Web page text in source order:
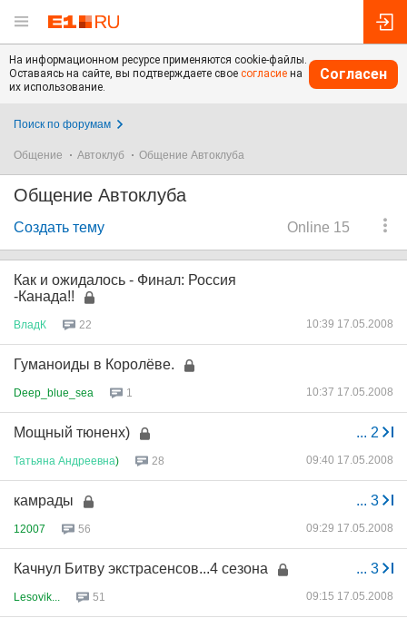
На информационном ресурсе применяются cookie-файлы.
Оставаясь на сайте, вы подтверждаете свое согласие на
их использование.
Согласен
Поиск по форумам
Общение Автоклуб Общение Автоклуба
Общение Автоклуба
Online 15
Создать тему
Как и ожидалось - Финал: Россия
-Канада!!
ВладК 22 10:39 17.05.2008
Гуманоиды в Королёве.
Deep_blue_sea 1 10:37 17.05.2008
... 2
Мощный тюненх)
Татьяна Андреевна) 28 09:40 17.05.2008
... 3
камрады
12007 56 09:29 17.05.2008
... 3
Качнул Битву экстрасенсов...4 сезона
Lesovik... 51 09:15 17.05.2008